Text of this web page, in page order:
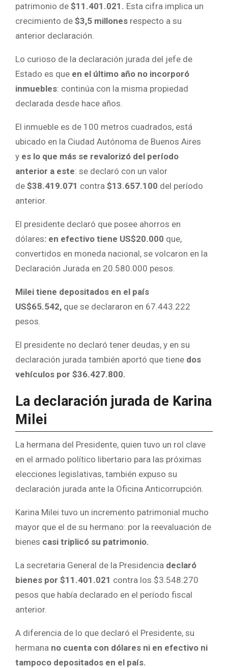
patrimonio de $11.401.021. Esta cifra implica un
crecimiento de $3,5 millones respecto a su
anterior declaración.
Lo curioso de la declaración jurada del jefe de
Estado es que en el último año no incorporó
inmuebles: continúa con la misma propiedad
declarada desde hace años.
El inmueble es de 100 metros cuadrados, está
ubicado en la Ciudad Autónoma de Buenos Aires
y es lo que más se revalorizó del período
anterior a este: se declaró con un valor
de $38.419.071 contra $13.657.100 del período
anterior.
El presidente declaró que posee ahorros en
dólares: en efectivo tiene US$20.000 que,
convertidos en moneda nacional, se volcaron en la
Declaración Jurada en 20.580.000 pesos.
Milei tiene depositados en el país
US$65.542, que se declararon en 67.443.222
pesos.
El presidente no declaró tener deudas, y en su
declaración jurada también aportó que tiene dos
vehículos por $36.427.800.
La declaración jurada de Karina
Milei
La hermana del Presidente, quien tuvo un rol clave
en el armado político libertario para las próximas
elecciones legislativas, también expuso su
declaración jurada ante la Oficina Anticorrupción.
Karina Milei tuvo un incremento patrimonial mucho
mayor que el de su hermano: por la reevaluación de
bienes casi triplicó su patrimonio.
La secretaria General de la Presidencia declaró
bienes por $11.401.021 contra los $3.548.270
pesos que había declarado en el período fiscal
anterior.
A diferencia de lo que declaró el Presidente, su
hermana no cuenta con dólares ni en efectivo ni
tampoco depositados en el país.